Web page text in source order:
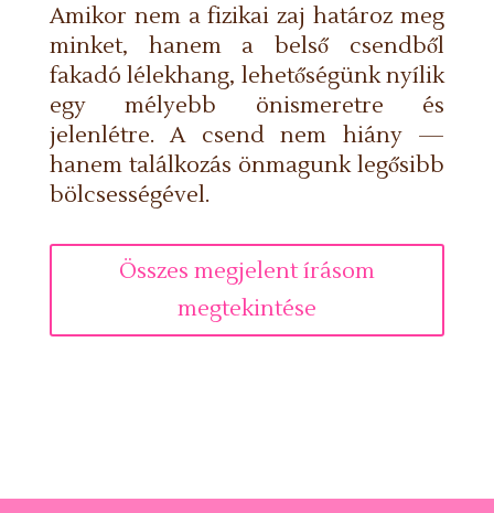
Amikor nem a fizikai zaj határoz meg
minket, hanem a belső csendből
fakadó lélekhang, lehetőségünk nyílik
egy mélyebb önismeretre és
jelenlétre. A csend nem hiány —
hanem találkozás önmagunk legősibb
bölcsességével.
Összes megjelent írásom
megtekintése